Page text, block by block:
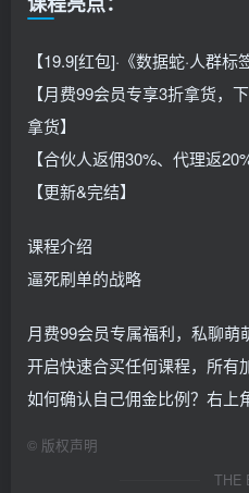
【19.9[红包]·《数据蛇·人群标
【月费99会员专享3折拿货，
拿货】
【合伙人返佣30%、代理返
【更新&完结】
课程介绍
逼死刷单的战略
月费99会员专属福利，私聊萌
开启快速合买任何课程，所有
如何确认自己佣金比例？右上
© 版权声明
THE